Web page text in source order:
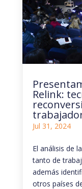
Relink:
Jul 31, 2024
El análisis de
tanto de
además
otros países